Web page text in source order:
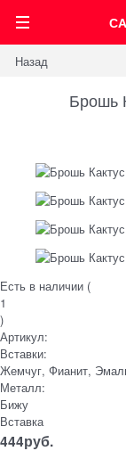
Назад
Брошь
Есть в наличии (
1
)
Артикул:
Вставки:
Жемчуг, Фианит,
Металл:
Бижу
Вставка
444руб.